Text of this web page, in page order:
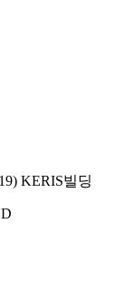
KERIS빌딩